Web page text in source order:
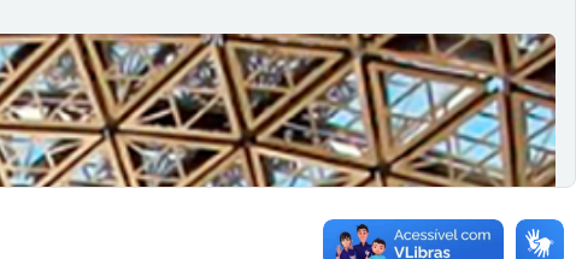
mais independente e descentralizada.